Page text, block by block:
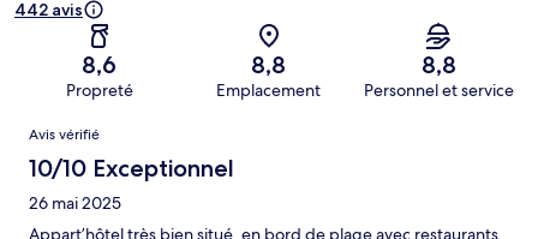
442 avis
8,6
Propreté
8,8
Emplacement
8,8
Personnel et service
Avis
Avis vérifié
10/10 Exceptionnel
26 mai 2025
Appart’hôtel très bien situé, en bord de plage avec restaurants